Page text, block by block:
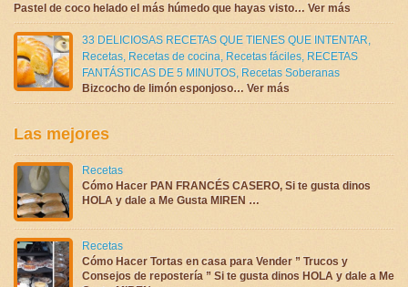
Pastel de coco helado el más húmedo que hayas visto… Ver más
33 DELICIOSAS RECETAS QUE TIENES QUE INTENTAR,
Recetas, Recetas de cocina, Recetas fáciles, RECETAS
FANTÁSTICAS DE 5 MINUTOS, Recetas Soberanas
Bizcocho de limón esponjoso… Ver más
Las mejores
Recetas
Cómo Hacer PAN FRANCÉS CASERO, Si te gusta dinos
HOLA y dale a Me Gusta MIREN …
Recetas
Cómo Hacer Tortas en casa para Vender ” Trucos y
Consejos de repostería ” Si te gusta dinos HOLA y dale a Me